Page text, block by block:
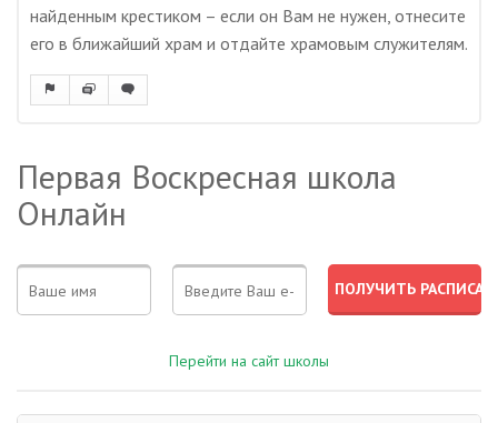
найденным крестиком – если он Вам не нужен, отнесите
его в ближайший храм и отдайте храмовым служителям.
Первая Воскресная школа
Онлайн
Перейти на сайт школы